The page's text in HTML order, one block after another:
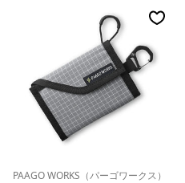
PAAGO WORKS（パーゴワークス）